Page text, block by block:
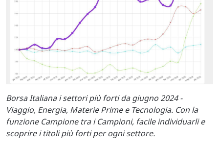
Borsa Italiana i settori più forti da giugno 2024 -
Viaggio, Energia, Materie Prime e Tecnologia. Con la
funzione Campione tra i Campioni, facile individuarli e
scoprire i titoli più forti per ogni settore.